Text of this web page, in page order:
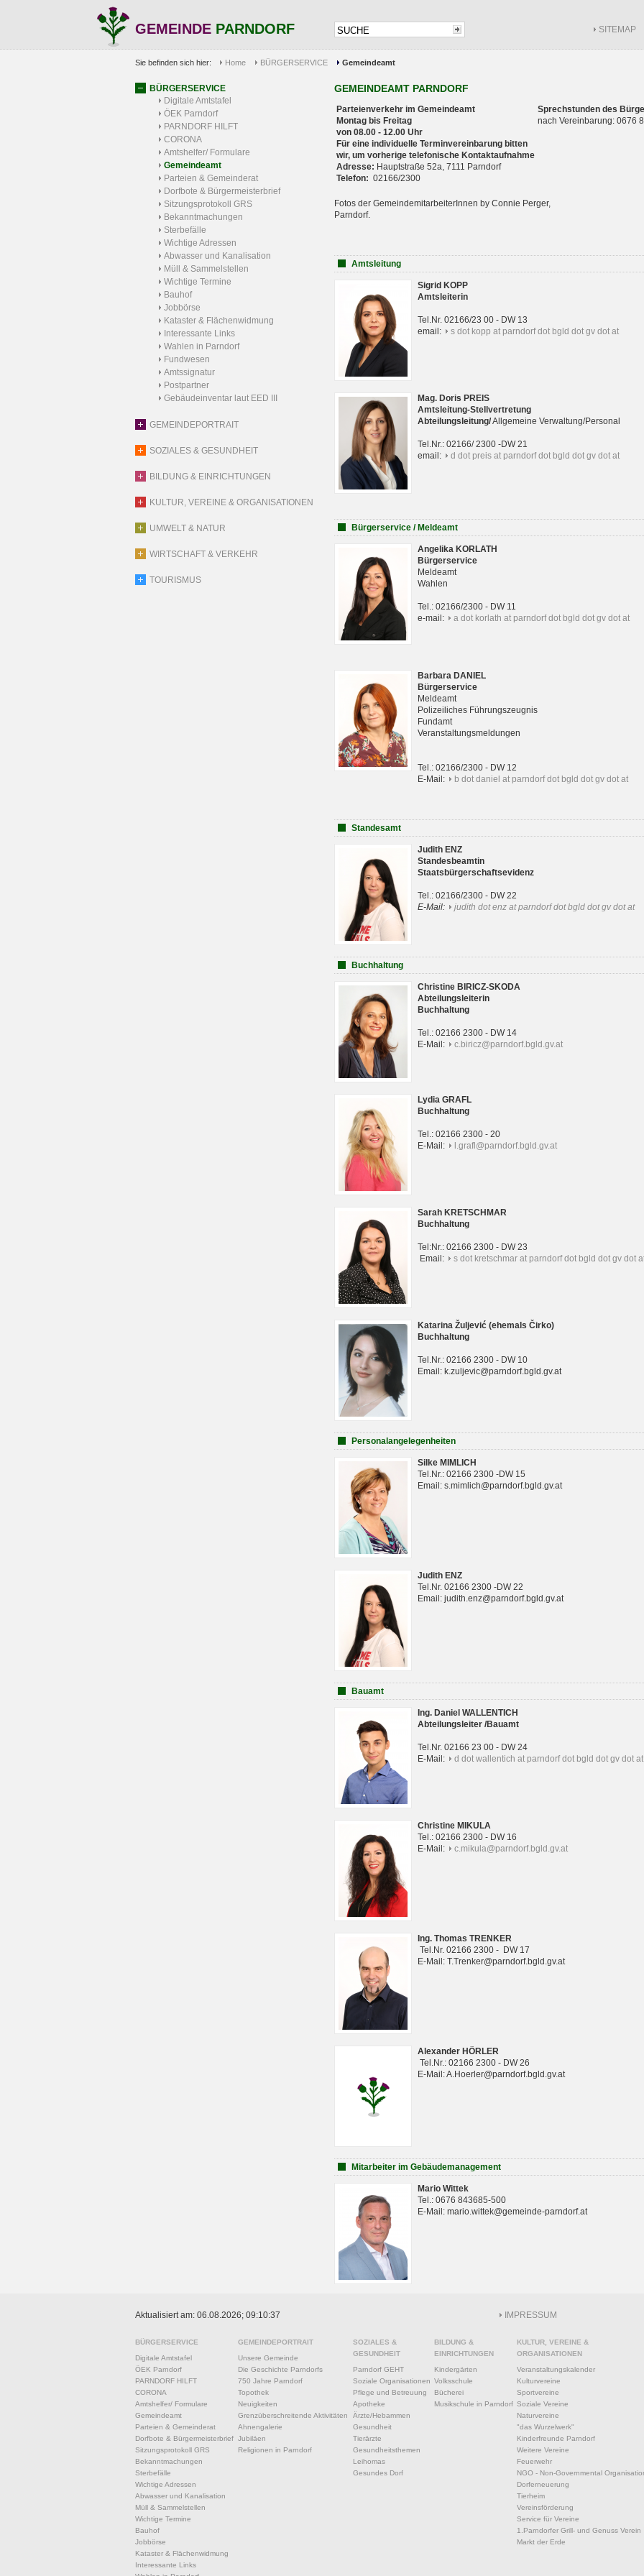
GEMEINDE PARNDORF SITEMAP
Sie befinden sich hier: Home BÜRGERSERVICE Gemeindeamt
BÜRGERSERVICE
Digitale Amtstafel
ÖEK Parndorf
PARNDORF HILFT
CORONA
Amtshelfer/ Formulare
Gemeindeamt
Parteien & Gemeinderat
Dorfbote & Bürgermeisterbrief
Sitzungsprotokoll GRS
Bekanntmachungen
Sterbefälle
Wichtige Adressen
Abwasser und Kanalisation
Müll & Sammelstellen
Wichtige Termine
Bauhof
Jobbörse
Kataster & Flächenwidmung
Interessante Links
Wahlen in Parndorf
Fundwesen
Amtssignatur
Postpartner
Gebäudeinventar laut EED III
GEMEINDEPORTRAIT
SOZIALES & GESUNDHEIT
BILDUNG & EINRICHTUNGEN
KULTUR, VEREINE & ORGANISATIONEN
UMWELT & NATUR
WIRTSCHAFT & VERKEHR
TOURISMUS
GEMEINDEAMT PARNDORF
Parteienverkehr im Gemeindeamt
Montag bis Freitag
von 08.00 - 12.00 Uhr
Für eine individuelle Terminvereinbarung bitten
wir, um vorherige telefonische Kontaktaufnahme
Adresse: Hauptstraße 52a, 7111 Parndorf
Telefon: 02166/2300
Sprechstunden des
nach Vereinbarung: 0676
Fotos der GemeindemitarbeiterInnen by Connie Perger,
Parndorf.
Amtsleitung
Sigrid KOPP
Amtsleiterin
Tel.Nr. 02166/23 00 - DW 13
email:
s dot kopp at parndorf dot bgld dot gv dot at
Mag. Doris PREIS
Amtsleitung-Stellvertretung
Abteilungsleitung/Allgemeine Verwaltung/Personal
Tel.Nr.: 02166/ 2300 -DW 21
email:
d dot preis at parndorf dot bgld dot gv dot at
Bürgerservice / Meldeamt
Angelika KORLATH
Bürgerservice
Meldeamt
Wahlen
Tel.: 02166/2300 - DW 11
e-mail:
a dot korlath at parndorf dot bgld dot gv dot at
Barbara DANIEL
Bürgerservice
Meldeamt
Polizeiliches Führungszeugnis
Fundamt
Veranstaltungsmeldungen
Tel.: 02166/2300 - DW 12
E-Mail:
b dot daniel at parndorf dot bgld dot gv dot at
Standesamt
Judith ENZ
Standesbeamtin
Staatsbürgerschaftsevidenz
Tel.: 02166/2300 - DW 22
E-Mail:
judith dot enz at parndorf dot bgld dot gv dot at
Buchhaltung
Christine BIRICZ-SKODA
Abteilungsleiterin
Buchhaltung
Tel.: 02166 2300 - DW 14
E-Mail:
c.biricz@parndorf.bgld.gv.at
Lydia GRAFL
Buchhaltung
Tel.: 02166 2300 - 20
E-Mail:
l.grafl@parndorf.bgld.gv.at
Sarah KRETSCHMAR
Buchhaltung
Tel:Nr.: 02166 2300 - DW 23
Email:
s dot kretschmar at parndorf dot bgld dot gv dot
Katarina Žuljević (ehemals Čirko)
Buchhaltung
Tel.Nr.: 02166 2300 - DW 10
Email: k.zuljevic@parndorf.bgld.gv.at
Personalangelegenheiten
Silke MIMLICH
Tel.Nr.: 02166 2300 -DW 15
Email: s.mimlich@parndorf.bgld.gv.at
Judith ENZ
Tel.Nr. 02166 2300 -DW 22
Email: judith.enz@parndorf.bgld.gv.at
Bauamt
Ing. Daniel WALLENTICH
Abteilungsleiter /Bauamt
Tel.Nr. 02166 23 00 - DW 24
E-Mail:
d dot wallentich at parndorf dot bgld dot gv dot at
Christine MIKULA
Tel.: 02166 2300 - DW 16
E-Mail:
c.mikula@parndorf.bgld.gv.at
Ing. Thomas TRENKER
Tel.Nr. 02166 2300 - DW 17
E-Mail: T.Trenker@parndorf.bgld.gv.at
Alexander HÖRLER
Tel.Nr.: 02166 2300 - DW 26
E-Mail: A.Hoerler@parndorf.bgld.gv.at
Mitarbeiter im Gebäudemanagement
Mario Wittek
Tel.: 0676 843685-500
E-Mail: mario.wittek@gemeinde-parndorf.at
Aktualisiert am: 06.08.2026; 09:10:37 IMPRESSUM
BÜRGERSERVICE
Digitale Amtstafel
ÖEK Parndorf
PARNDORF HILFT
CORONA
Amtshelfer/ Formulare
Gemeindeamt
Parteien & Gemeinderat
Dorfbote & Bürgermeisterbrief
Sitzungsprotokoll GRS
Bekanntmachungen
Sterbefälle
Wichtige Adressen
Abwasser und Kanalisation
Müll & Sammelstellen
Wichtige Termine
Bauhof
Jobbörse
Kataster & Flächenwidmung
Interessante Links
GEMEINDEPORTRAIT
Unsere Gemeinde
Die Geschichte Parndorfs
750 Jahre Parndorf
Topothek
Neuigkeiten
Grenzüberschreitende Aktivitäten
Ahnengalerie
Jubiläen
Religionen in Parndorf
SOZIALES &
GESUNDHEIT
Parndorf GEHT
Soziale Organisationen
Pflege und Betreuung
Apotheke
Ärzte/Hebammen
Gesundheit
Tierärzte
Gesundheitsthemen
Leihomas
Gesundes Dorf
BILDUNG &
EINRICHTUNGEN
Kindergärten
Volksschule
Bücherei
Musikschule in Parndorf
KULTUR, VEREINE &
ORGANISATIONEN
Veranstaltungskalender
Kulturvereine
Sportvereine
Soziale Vereine
Naturvereine
"das Wurzelwerk"
Kinderfreunde Parndorf
Weitere Vereine
Feuerwehr
NGO - Non-Governmental
Dorferneuerung
Tierheim
Vereinsförderung
Service für Vereine
1.Parndorfer Grill- und Genuss Verein
Markt der Erde